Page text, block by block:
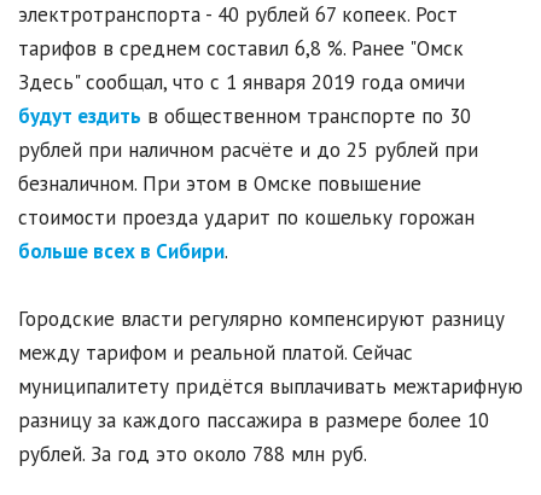
электротранспорта - 40 рублей 67 копеек. Рост
тарифов в среднем составил 6,8 %. Ранее "Омск
Здесь" сообщал, что с 1 января 2019 года омичи
будут ездить в общественном транспорте по 30
рублей при наличном расчёте и до 25 рублей при
безналичном. При этом в Омске повышение
стоимости проезда ударит по кошельку горожан
больше всех в Сибири.
Городские власти регулярно компенсируют разницу
между тарифом и реальной платой. Сейчас
муниципалитету придётся выплачивать межтарифную
разницу за каждого пассажира в размере более 10
рублей. За год это около 788 млн руб.